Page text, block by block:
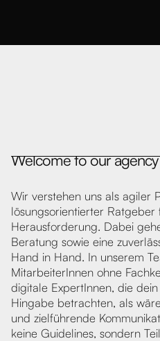
Welcome to our agency
Wir verstehen uns als agiler
lösungsorientierter
Herausforderung. Dabei
Beratung sowie eine
Hand in Hand. In unserem
MitarbeiterInnen ohne
digitale ExpertInnen, die
Hingabe betrachten, als
und zielführende
keine Guidelines, sondern